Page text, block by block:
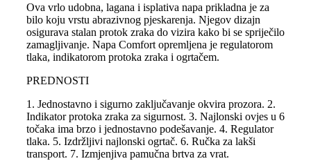
Ova vrlo udobna, lagana i isplativa napa prikladna je za
bilo koju vrstu abrazivnog pjeskarenja. Njegov dizajn
osigurava stalan protok zraka do vizira kako bi se spriječilo
zamagljivanje. Napa Comfort opremljena je regulatorom
tlaka, indikatorom protoka zraka i ogrtačem.
PREDNOSTI
1. Jednostavno i sigurno zaključavanje okvira prozora. 2.
Indikator protoka zraka za sigurnost. 3. Najlonski ovjes u 6
točaka ima brzo i jednostavno podešavanje. 4. Regulator
tlaka. 5. Izdržljivi najlonski ogrtač. 6. Ručka za lakši
transport. 7. Izmjenjiva pamučna brtva za vrat.